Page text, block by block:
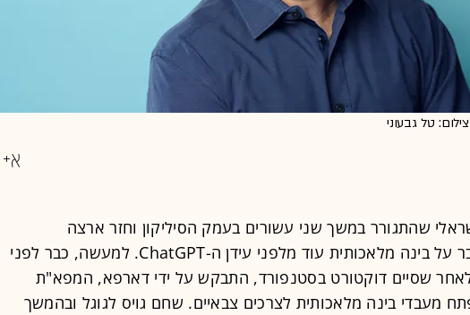
טל גבעוני
שהתגורר במשך שני עשורים בעמק הסיליקון וחזר ארצה
לאחרונה, מדבר על בינה מלאכותית עוד מלפני עידן ה-ChatGPT. למעשה, כבר לפני
שסיים דוקטורט בסטנפורד, התבקש על ידי דארפא, המפא"ת
מעבדי בינה מלאכותית לצרכים צבאיים. שחם גויס לגוגל ובהמשך